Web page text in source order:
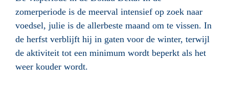
zomerperiode is de meerval intensief op zoek naar
voedsel, julie is de allerbeste maand om te vissen. In
de herfst verblijft hij in gaten voor de winter, terwijl
de aktiviteit tot een minimum wordt beperkt als het
weer kouder wordt.